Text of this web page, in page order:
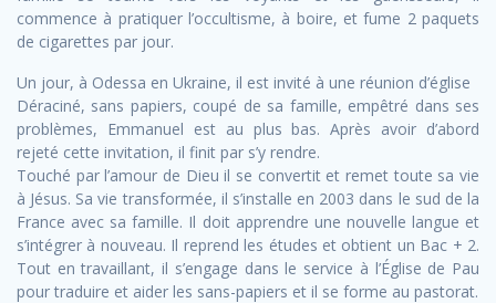
commence à pratiquer l’occultisme, à boire, et fume 2 paquets
de cigarettes par jour.
Un jour, à Odessa en Ukraine, il est invité à une réunion d’église
Déraciné, sans papiers, coupé de sa famille, empêtré dans ses
problèmes, Emmanuel est au plus bas. Après avoir d’abord
rejeté cette invitation, il finit par s’y rendre.
Touché par l’amour de Dieu il se convertit et remet toute sa vie
à Jésus. Sa vie transformée, il s’installe en 2003 dans le sud de la
France avec sa famille. Il doit apprendre une nouvelle langue et
s’intégrer à nouveau. Il reprend les études et obtient un Bac + 2.
Tout en travaillant, il s’engage dans le service à l’Église de Pau
pour traduire et aider les sans-papiers et il se forme au pastorat.